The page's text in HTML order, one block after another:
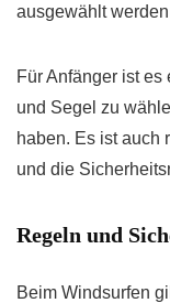
ausgewählt
Für Anfänger ist
und Segel zu
haben. Es ist auch
und die
Regeln und
Beim Windsurfen